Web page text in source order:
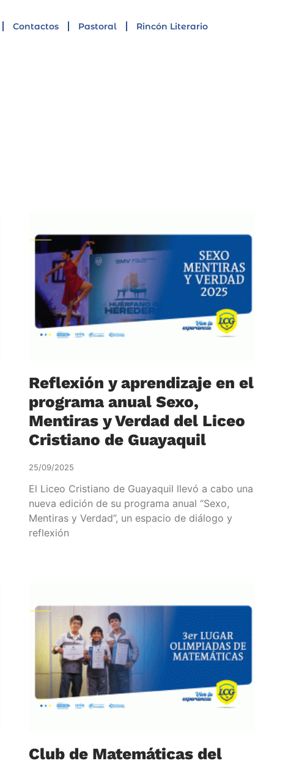
Contactos Pastoral Rincón Literario
Reflexión y aprendizaje en el
programa anual Sexo,
Mentiras y Verdad del Liceo
Cristiano de Guayaquil
25/09/2025
El Liceo Cristiano de Guayaquil llevó a cabo una
nueva edición de su programa anual “Sexo,
Mentiras y Verdad”, un espacio de diálogo y
reflexión
Club de Matemáticas del